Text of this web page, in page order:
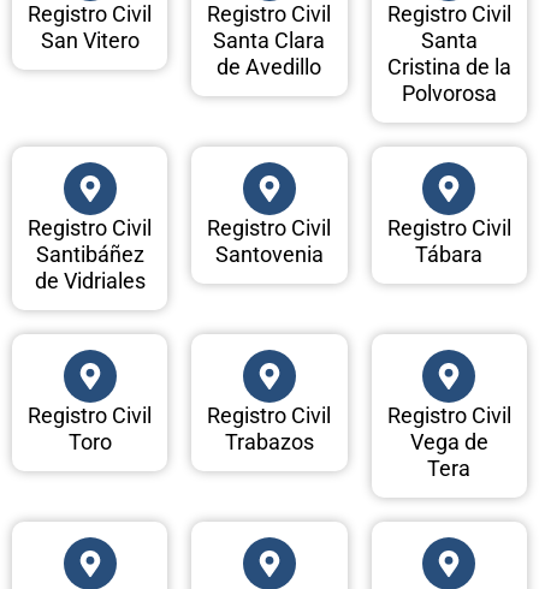
Registro Civil
San Vitero
Registro Civil
Santa Clara
de Avedillo
Registro Civil
Santa
Cristina de la
Polvorosa
Registro Civil
Santibáñez
de Vidriales
Registro Civil
Santovenia
Registro Civil
Tábara
Registro Civil
Toro
Registro Civil
Trabazos
Registro Civil
Vega de
Tera